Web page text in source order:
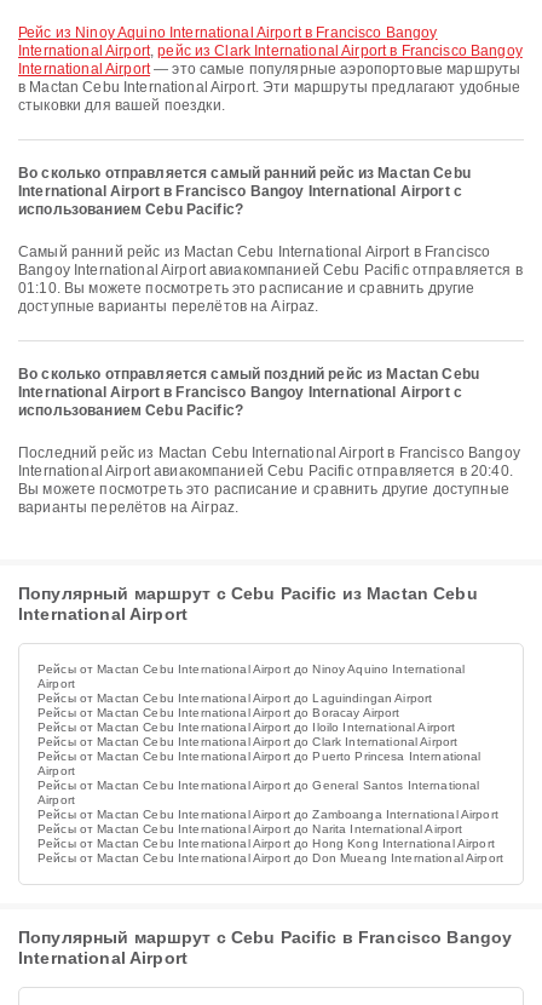
рейс из Ninoy Aquino International Airport в Francisco Bangoy
International Airport,рейс из Clark International Airport в Francisco Bangoy
International Airport— это самые популярные аэропортовые маршруты
в Mactan Cebu International Airport. Эти маршруты предлагают удобные
стыковки для вашей поездки.
Во сколько отправляется самый ранний рейс из Mactan Cebu
International Airport в Francisco Bangoy International Airport с
использованием Cebu Pacific?
Самый ранний рейс из Mactan Cebu International Airport в Francisco
Bangoy International Airport авиакомпанией Cebu Pacific отправляется в
01:10. Вы можете посмотреть это расписание и сравнить другие
доступные варианты перелётов на Airpaz.
Во сколько отправляется самый поздний рейс из Mactan Cebu
International Airport в Francisco Bangoy International Airport с
использованием Cebu Pacific?
Последний рейс из Mactan Cebu International Airport в Francisco Bangoy
International Airport авиакомпанией Cebu Pacific отправляется в 20:40.
Вы можете посмотреть это расписание и сравнить другие доступные
варианты перелётов на Airpaz.
Популярный маршрут с Cebu Pacific из Mactan Cebu
International Airport
Рейсы от Mactan Cebu International Airport до Ninoy Aquino International
Airport
Рейсы от Mactan Cebu International Airport до Laguindingan Airport
Рейсы от Mactan Cebu International Airport до Boracay Airport
Рейсы от Mactan Cebu International Airport до Iloilo International Airport
Рейсы от Mactan Cebu International Airport до Clark International Airport
Рейсы от Mactan Cebu International Airport до Puerto Princesa International
Airport
Рейсы от Mactan Cebu International Airport до General Santos International
Airport
Рейсы от Mactan Cebu International Airport до Zamboanga International Airport
Рейсы от Mactan Cebu International Airport до Narita International Airport
Рейсы от Mactan Cebu International Airport до Hong Kong International Airport
Рейсы от Mactan Cebu International Airport до Don Mueang International Airport
Популярный маршрут с Cebu Pacific в Francisco Bangoy
International Airport